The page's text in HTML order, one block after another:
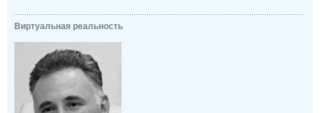
Виртуальная реальность